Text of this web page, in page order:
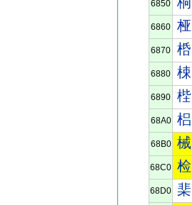
6850
6860 桠
6870 桰
6880 梀
6890 梐
68A0 梠
68B0 械
68C0 检
68D0 棐